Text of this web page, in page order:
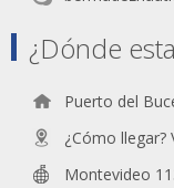
¿Dónde
Puerto del
¿Cómo llegar?
Montevideo